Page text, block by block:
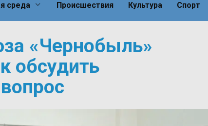
среда Происшествия Культура Спорт
«Чернобыль»
обсудить